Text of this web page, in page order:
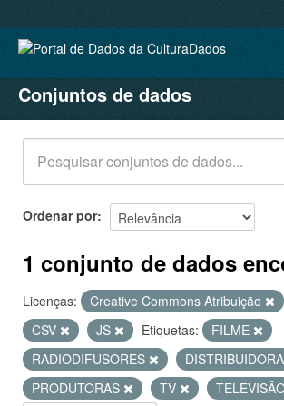
CONJUNTOS DE DADOS
ORGANIZAÇÕES
GRUPOS
SOBRE
Conjuntos de dados
Ordenar por
1 conjunto de dados
Licenças: Creative Commons Atribuição
CSV
JS Etiquetas:
FILME
RADIODIFUSORES
PRODUTORAS
TV